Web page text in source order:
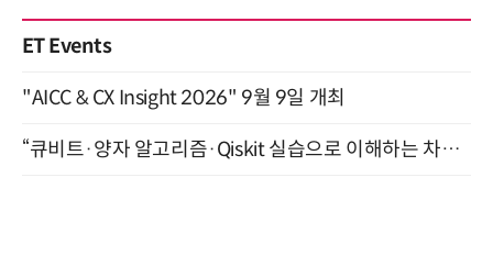
ET Events
"AICC & CX Insight 2026" 9월 9일 개최
“큐비트·양자 알고리즘·Qiskit 실습으로 이해하는 차세대 컴퓨팅” (8/28)